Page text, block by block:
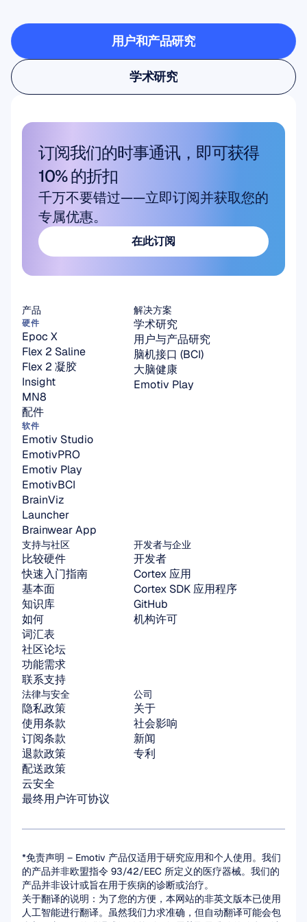
验室时有什么可能
用户和产品研究
用户和产品研究
学术研究
学术研究
订阅我们的时事通讯，即可获得
10% 的折扣
千万不要错过——立即订阅并获取您的
专属优惠。
在此订阅
解决方案
学术研究
用户与产品研究
脑机接口 (BCI)
大脑健康
Emotiv Play
产品
硬件
Epoc X
Flex 2 Saline
Flex 2 凝胶
Insight
MN8
配件
软件
Emotiv Studio
EmotivPRO
Emotiv Play
EmotivBCI
BrainViz
Launcher
Brainwear App
支持与社区
比较硬件
快速入门指南
基本面
知识库
如何
词汇表
社区论坛
功能需求
联系支持
开发者与企业
开发者
Cortex 应用
Cortex SDK 应用程序
GitHub
机构许可
公司
关于
社会影响
新闻
专利
法律与安全
隐私政策
使用条款
订阅条款
退款政策
配送政策
云安全
最终用户许可协议
*免责声明 – Emotiv 产品仅适用于研究应用和个人使用。我们
的产品并非欧盟指令 93/42/EEC 所定义的医疗器械。我们的
产品并非设计或旨在用于疾病的诊断或治疗。
关于翻译的说明：为了您的方便，本网站的非英文版本已使用
人工智能进行翻译。虽然我们力求准确，但自动翻译可能会包